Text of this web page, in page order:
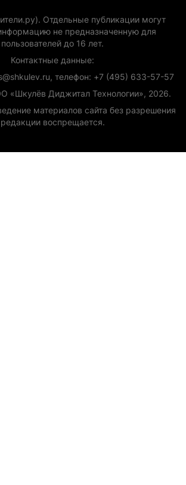
Отдельные публикации могут
не предназначенную для
пользователей до 16 лет.
Контактные данные:
телефон: +7 (495) 633-57-57
«Шкулёв Диджитал Технологии», 2026.
материалов сайта без разрешения
редакции воспрещается.